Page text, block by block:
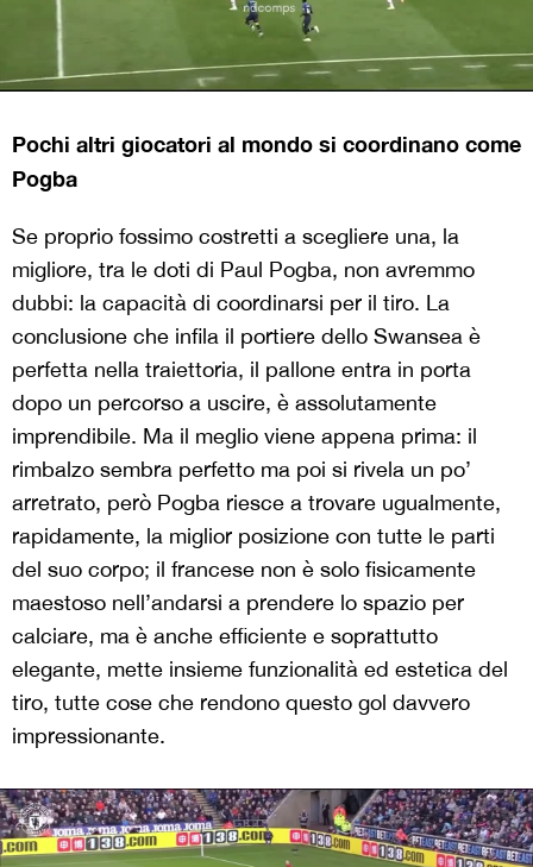
Pochi altri giocatori al mondo si coordinano come
Pogba
Se proprio fossimo costretti a scegliere una, la
migliore, tra le doti di Paul Pogba, non avremmo
dubbi: la capacità di coordinarsi per il tiro. La
conclusione che infila il portiere dello Swansea è
perfetta nella traiettoria, il pallone entra in porta
dopo un percorso a uscire, è assolutamente
imprendibile. Ma il meglio viene appena prima: il
rimbalzo sembra perfetto ma poi si rivela un po’
arretrato, però Pogba riesce a trovare ugualmente,
rapidamente, la miglior posizione con tutte le parti
del suo corpo; il francese non è solo fisicamente
maestoso nell’andarsi a prendere lo spazio per
calciare, ma è anche efficiente e soprattutto
elegante, mette insieme funzionalità ed estetica del
tiro, tutte cose che rendono questo gol davvero
impressionante.